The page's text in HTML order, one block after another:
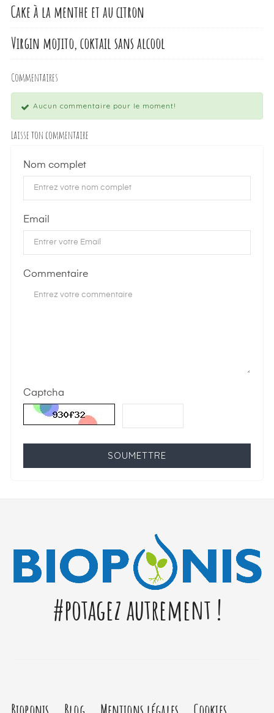
Cake à la menthe et au citron
Virgin mojito, coktail sans alcool
Commentaires
Aucun commentaire pour le moment!
Laisse ton commentaire
Nom complet
Email
Commentaire
Captcha
SOUMETTRE
#potagez autrement !